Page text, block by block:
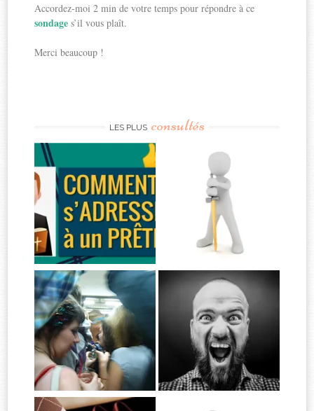
Accordez-moi 2 min de votre temps pour répondre à ce
sondages’il vous plaît.
Merci beaucoup !
LES PLUS consultés